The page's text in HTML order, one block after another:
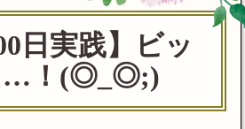
日実践】ビッ
…！(◎_◎;)